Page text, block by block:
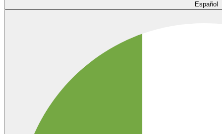
Español